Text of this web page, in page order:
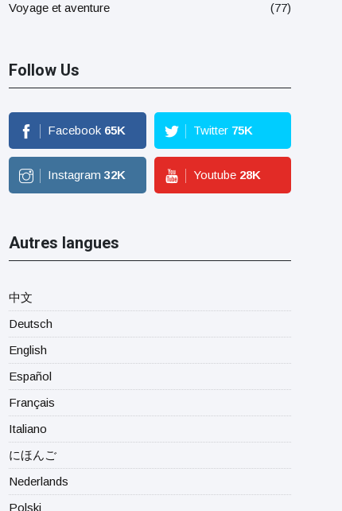
Voyage et aventure
(77)
Follow Us
Facebook 65K Twitter 75K
Instagram 32K Youtube 28K
Autres langues
中文
Deutsch
English
Español
Français
Italiano
にほんご
Nederlands
Polski